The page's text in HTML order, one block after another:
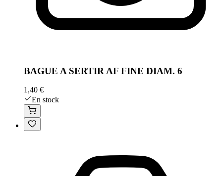
BAGUE A SERTIR AF FINE DIAM. 6
1,40 €
En stock